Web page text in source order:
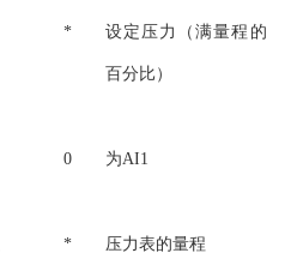
* 设定压力（满量程的
百分比）
0 为AI1
* 压力表的量程